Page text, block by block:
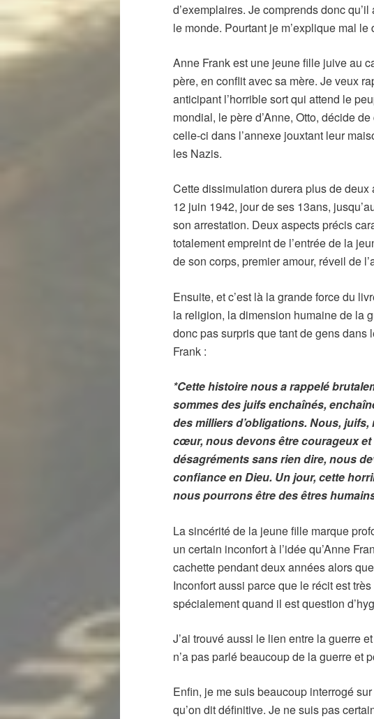
d’exemplaires. Je comprends donc
le monde. Pourtant je m’explique mal
Anne Frank est une jeune fille juive au
père, en conflit avec sa mère. Je veux
anticipant l’horrible sort qui attend le
mondial, le père d’Anne, Otto, décide
celle-ci dans l’annexe jouxtant leur
les Nazis.
Cette dissimulation durera plus de
12 juin 1942, jour de ses 13ans,
son arrestation. Deux aspects précis
totalement empreint de l’entrée de la
de son corps, premier amour, réveil de
Ensuite, et c’est là la grande force du
la religion, la dimension humaine de la
donc pas surpris que tant de gens dans
Frank :
*Cette histoire nous a rappelé
sommes des juifs enchaînés,
des milliers d’obligations. Nous,
cœur, nous devons être courageux
désagréments sans rien dire, nous
confiance en Dieu. Un jour, cette
nous pourrons être des êtres
La sincérité de la jeune fille marque
un certain inconfort à l’idée qu’Anne
cachette pendant deux années alors
Inconfort aussi parce que le récit est
spécialement quand il est question
J’ai trouvé aussi le lien entre la guerre
n’a pas parlé beaucoup de la guerre et
Enfin, je me suis beaucoup interrogé
qu’on dit définitive. Je ne suis pas